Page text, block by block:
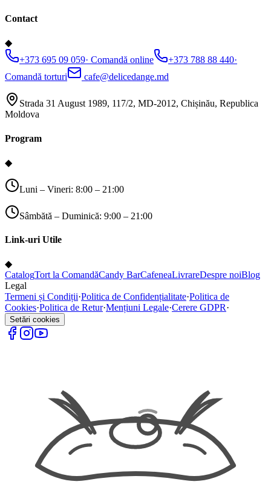
Contact
◆
+373 695 09 059· Comandă online +373 788 88 440·
Comandă torturi
cafe@delicedange.md
Strada 31 August 1989, 117/2, MD-2012, Chișinău, Republica
Moldova
Program
◆
Luni – Vineri: 8:00 – 21:00
Sâmbătă – Duminică: 9:00 – 21:00
Link-uri Utile
◆
CatalogTort la ComandăCandy BarCafeneaLivrareDespre noiBlog
Legal
Termeni și Condiții·Politica de Confidențialitate·Politica de
Cookies·Politica de Retur·Mențiuni Legale·Cerere GDPR·
Setări cookies